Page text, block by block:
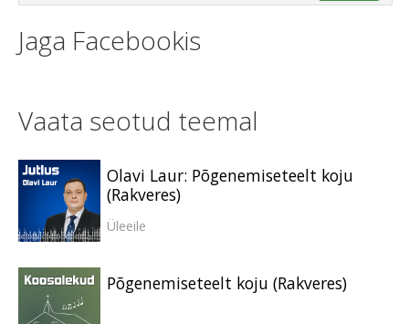
Jaga Facebookis
Vaata seotud teemal
Olavi Laur: Põgenemiseteelt koju
(Rakveres)
Üleeile
Põgenemiseteelt koju (Rakveres)